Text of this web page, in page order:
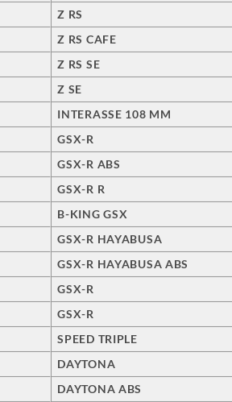
Z RS
Z RS CAFE
Z RS SE
Z SE
INTERASSE 108 MM
GSX-R
GSX-R ABS
GSX-R R
B-KING GSX
GSX-R HAYABUSA
GSX-R HAYABUSA ABS
GSX-R
GSX-R
SPEED TRIPLE
DAYTONA
DAYTONA ABS